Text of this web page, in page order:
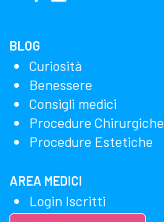
BLOG
Curiosità
Benessere
Consigli medici
Procedure Chirurgiche
Procedure Estetiche
AREA MEDICI
Login Iscritti